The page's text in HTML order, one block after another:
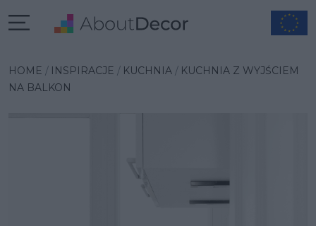
HOME INSPIRACJE KUCHNIA
KUCHNIA Z WYJŚCIEM
NA BALKON